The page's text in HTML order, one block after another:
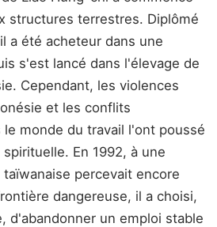
structures terrestres. Diplômé
a été acheteur dans une
s'est lancé dans l'élevage de
Cependant, les violences
et les conflits
monde du travail l'ont poussé
En 1992, à une
percevait encore
dangereuse, il a choisi,
d'abandonner un emploi stable